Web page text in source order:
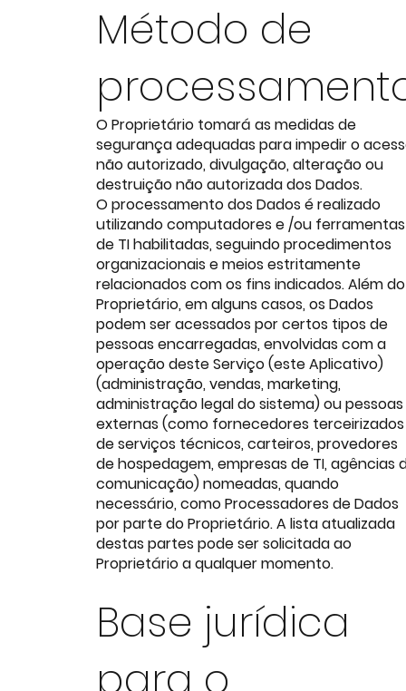
Método de
O Proprietário tomará as medidas de
segurança adequadas para impedir o
não autorizado, divulgação, alteração ou
destruição não autorizada dos Dados.
O processamento dos Dados é realizado
utilizando computadores e /ou ferramentas
de TI habilitadas, seguindo procedimentos
organizacionais e meios estritamente
relacionados com os fins indicados. Além do
Proprietário, em alguns casos, os Dados
podem ser acessados por certos tipos de
pessoas encarregadas, envolvidas com a
operação deste Serviço (este Aplicativo)
(administração, vendas, marketing,
administração legal do sistema) ou pessoas
externas (como fornecedores terceirizados
de serviços técnicos, carteiros, provedores
de hospedagem, empresas de TI, agências
comunicação) nomeadas, quando
necessário, como Processadores de Dados
por parte do Proprietário. A lista atualizada
destas partes pode ser solicitada ao
Proprietário a qualquer momento.
Base jurídica